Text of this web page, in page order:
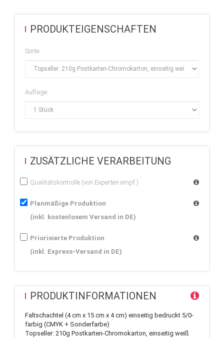
PRODUKTEIGENSCHAFTEN
Sorte:
Auflage:
ZUSÄTZLICHE VERARBEITUNG
Qualitätskontrolle (von Experten empf.)
Planmäßige Produktion
(inkl. kostenlosem Versand in DE)
Priorisierte Produktion
(inkl. Express-Versand in DE)
PRODUKTINFORMATIONEN
Faltschachtel (4 cm x 15 cm x 4 cm) einseitig bedruckt 5/0-
farbig (CMYK + Sonderfarbe)
Topseller: 210g Postkarten-Chromokarton, einseitig weiß